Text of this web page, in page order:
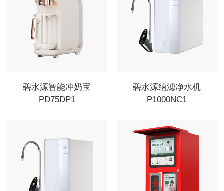
碧水源智能冲奶宝
PD75DP1
碧水源纳滤净水机
P1000NC1